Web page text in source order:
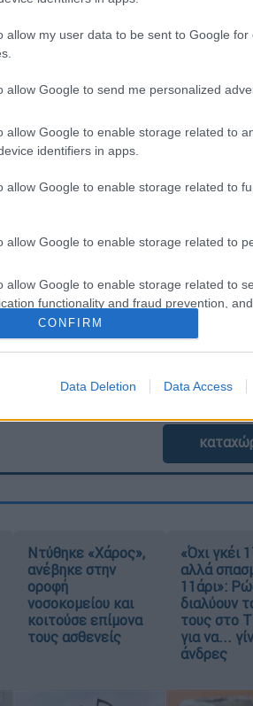
allow my user data to be sent to Google for
allow Google to send me personalized
allow Google to enable storage related to
identifiers in apps.
allow Google to enable storage related to
allow Google to enable storage related to
allow Google to enable storage related to
functionality and fraud prevention,
CONFIRM
Data Deletion Data Access
συγγραφέα Ματ
οι Τζακ Ο'Κόνελ (Jack
(Lesley Manville).
την ζωή στις 23 Ιουλίου
» της Κάρολ Κινγκ την
και τους συγγενείς της να
ΕΘΝΟΣ θα παρεμβαίνει και τα προσβλητικά
Ντύθηκε «Χάρος»,
ανέβηκε στην
οροφή
νοσοκομείου και
κοιτούσε επίμονα
τους ασθενείς
«Όχι γκέι
αλλά
11άρι»:
διαλύουν
τους στο
για να...
άνδρες